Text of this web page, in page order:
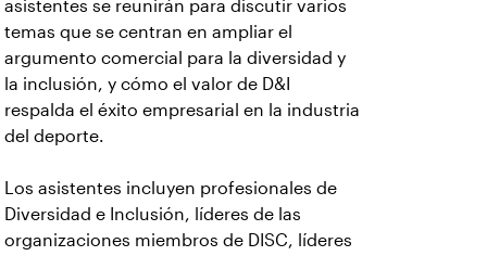
asistentes se reunirán para discutir varios
temas que se centran en ampliar el
argumento comercial para la diversidad y
la inclusión, y cómo el valor de D&I
respalda el éxito empresarial en la industria
del deporte.
Los asistentes incluyen profesionales de
Diversidad e Inclusión, líderes de las
organizaciones miembros de DISC, líderes